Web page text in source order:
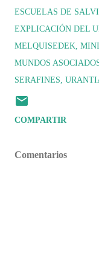
ESCUELAS DE
EXPLICACIÓN DEL
MELQUISEDEK
MUNDOS
SERAFINES
COMPARTIR
Comentarios